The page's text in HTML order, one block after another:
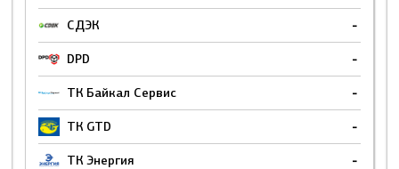
СДЭК -
DPD -
ТК Байкал Сервис -
ТК GTD -
ТК Энергия -